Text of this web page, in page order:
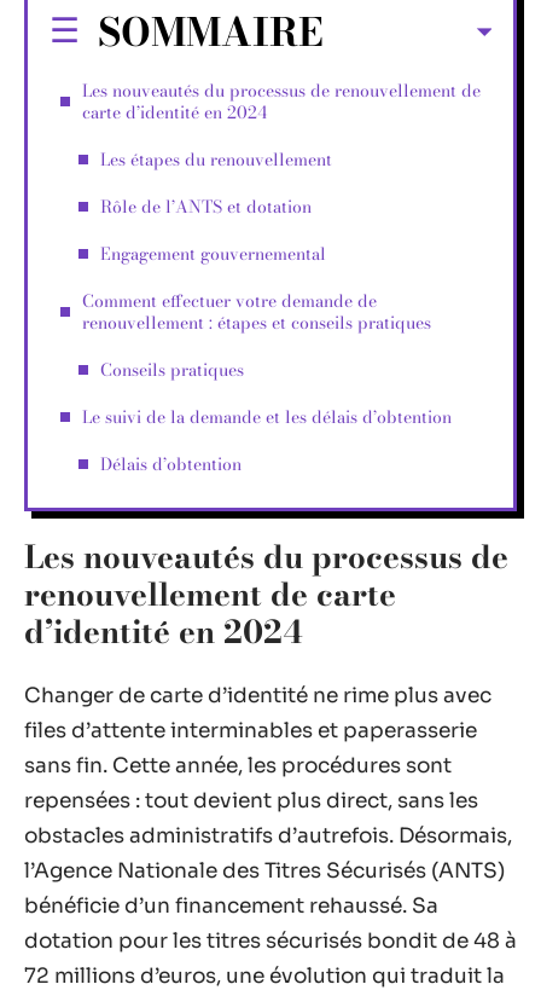
SOMMAIRE
Les nouveautés du processus de renouvellement de
carte d’identité en 2024
Les étapes du renouvellement
Rôle de l’ANTS et dotation
Engagement gouvernemental
Comment effectuer votre demande de
renouvellement : étapes et conseils pratiques
Conseils pratiques
Le suivi de la demande et les délais d’obtention
Délais d’obtention
Les nouveautés du processus de
renouvellement de carte
d’identité en 2024
Changer de carte d’identité ne rime plus avec
files d’attente interminables et paperasserie
sans fin. Cette année, les procédures sont
repensées : tout devient plus direct, sans les
obstacles administratifs d’autrefois. Désormais,
l’Agence Nationale des Titres Sécurisés (ANTS)
bénéficie d’un financement rehaussé. Sa
dotation pour les titres sécurisés bondit de 48 à
72 millions d’euros, une évolution qui traduit la